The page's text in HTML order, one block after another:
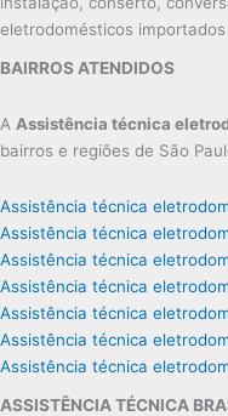
eletrodomésticos
BAIRROS ATENDIDOS
A Assistência técnica
bairros e regiões de São
Assistência técnica
Assistência técnica
Assistência técnica
Assistência técnica
Assistência técnica
Assistência técnica
Assistência técnica
ASSISTÊNCIA TÉCNICA